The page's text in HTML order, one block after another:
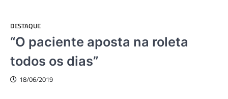
DESTAQUE
“O paciente aposta na roleta
todos os dias”
18/06/2019